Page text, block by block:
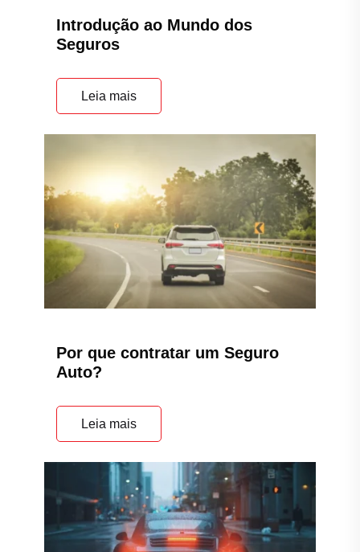
Introdução ao Mundo dos
Seguros
Leia mais
Por que contratar um Seguro
Auto?
Leia mais